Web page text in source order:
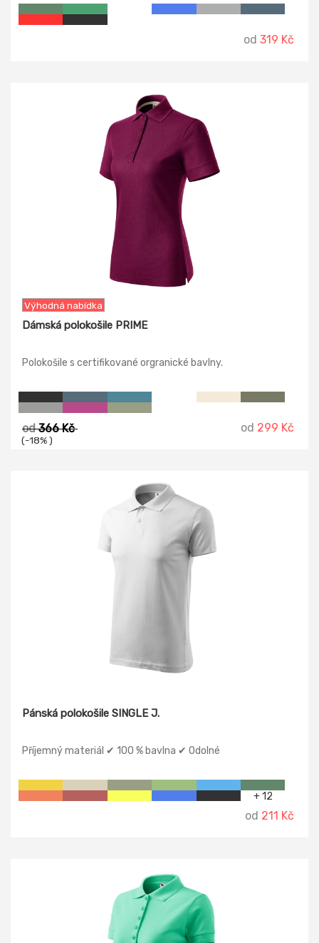
od 319 Kč
Výhodná nabídka
Dámská polokošile PRIME
Polokošile s certifikované orgranické bavlny.
od366 Kč
(-18% )
od 299 Kč
Pánská polokošile SINGLE J.
Příjemný materiál ✔ 100 % bavlna ✔ Odolné
+ 12
od 211 Kč